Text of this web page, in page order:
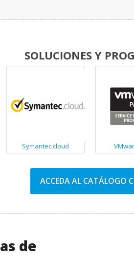
SOLUCIONES Y
Symantec.cloud
ACCEDA AL CATÁLOGO
de